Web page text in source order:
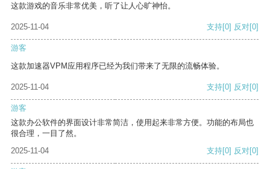
这款游戏的音乐非常优美，听了让人心旷神怡。
2025-11-04 支持[0] 反对[0]
游客
这款加速器VPM应用程序已经为我们带来了无限的流畅体验。
2025-11-04 支持[0] 反对[0]
游客
这款办公软件的界面设计非常简洁，使用起来非常方便。功能的布局也
很合理，一目了然。
2025-11-04
支持[0] 反对[0]